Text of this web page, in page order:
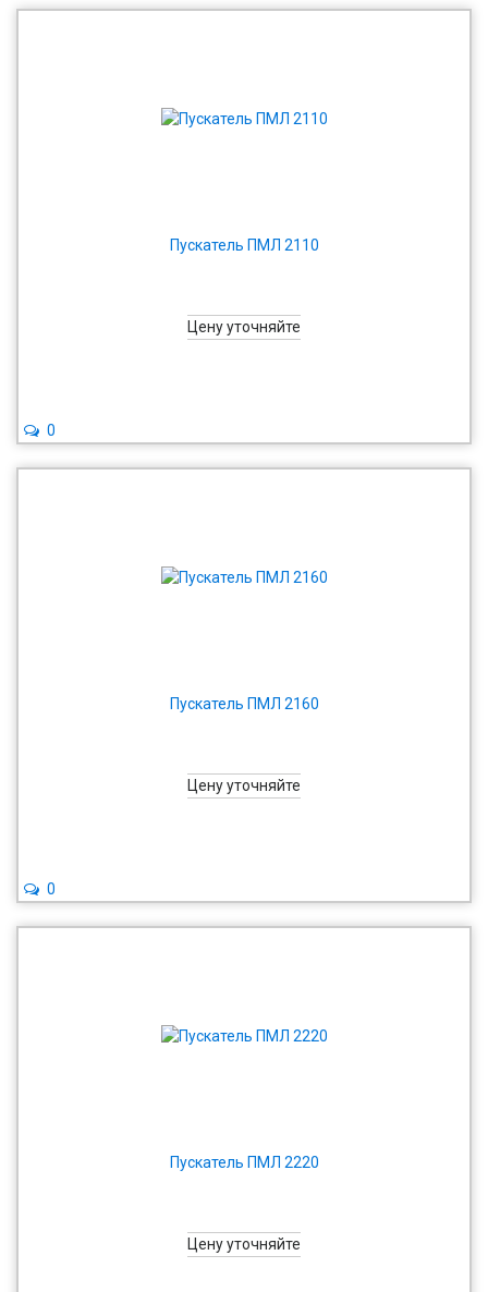
Пускатель ПМЛ 2110
Цену уточняйте
0
Пускатель ПМЛ 2160
Цену уточняйте
0
Пускатель ПМЛ 2220
Цену уточняйте